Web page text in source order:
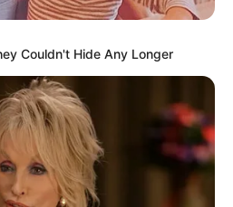
Couldn't Hide Any Longer